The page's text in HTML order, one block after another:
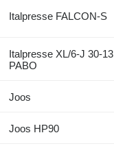
Italpresse FALCON-S
Italpresse XL/6-J 30-13
PABO
Joos
Joos HP90